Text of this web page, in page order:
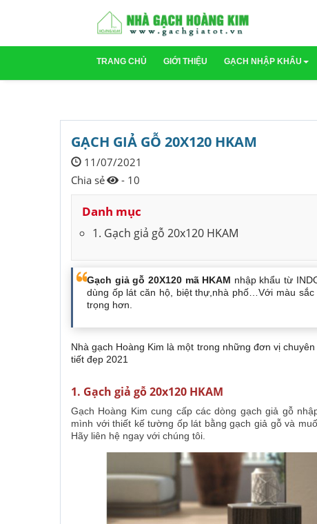
TRANG CHỦ GIỚI THIỆU GẠCH NHẬP KHẨU
GẠCH GIẢ GỖ 20X120 HKAM
11/07/2021
Chia sẻ - 10
Danh mục
1. Gạch giả gỗ 20x120 HKAM
Gạch giả gỗ 20X120 mã HKAM nhập khẩu từ
dùng ốp lát căn hộ, biệt thự,nhà phố…Với màu
trọng hơn.
Nhà gạch Hoàng Kim là một trong những đơn vị
tiết đẹp 2021
1. Gạch giả gỗ 20x120 HKAM
Gạch Hoàng Kim cung cấp các dòng gạch giả gỗ
mình với thiết kế tường ốp lát bằng gạch giả gỗ và
Hãy liên hệ ngay với chúng tôi.